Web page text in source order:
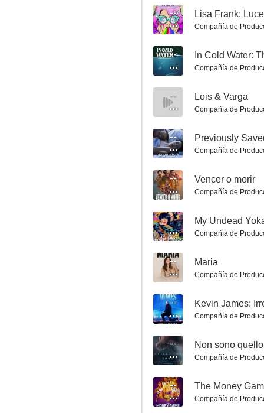
8.8
Nippon Sangoku
Nadie nos va a extrañar
--
Compañía de
--
Compañía de
-- Lois & Varga
Compañía de
-- Previously
Compañía de
-- Vencer o morir
Compañía de
-- My Undead
Compañía de
-- Maria
Compañía de
-- Kevin James:
Compañía de
-- Non sono
Compañía de
-- The Money
Compañía de